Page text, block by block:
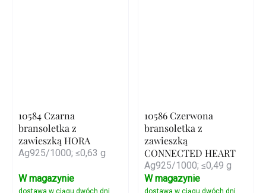
10584 Czarna
bransoletka z
zawieszką HORA
Ag925/1000; ≤0,63 g
W magazynie
10586 Czerwona
bransoletka z
zawieszką
CONNECTED HEART
Ag925/1000; ≤0,49 g
W magazynie